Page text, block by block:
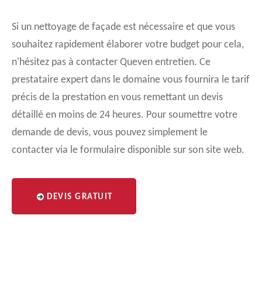
Si un nettoyage de façade est nécessaire et que vous
souhaitez rapidement élaborer votre budget pour cela,
n'hésitez pas à contacter Queven entretien. Ce
prestataire expert dans le domaine vous fournira le tarif
précis de la prestation en vous remettant un devis
détaillé en moins de 24 heures. Pour soumettre votre
demande de devis, vous pouvez simplement le
contacter via le formulaire disponible sur son site web.
DEVIS GRATUIT